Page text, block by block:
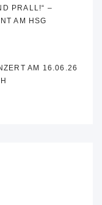
PRALL!“ –
AM HSG
AM 16.06.26